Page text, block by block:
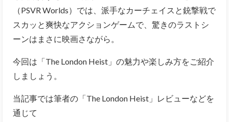
（PSVR Worlds）では、派手なカーチェイスと銃撃戦で
スカッと爽快なアクションゲームで、驚きのラストシ
ーンはまさに映画さながら。
今回は「The London Heist」の魅力や楽しみ方をご紹介
しましょう。
当記事では筆者の「The London Heist」レビューなどを
通じて